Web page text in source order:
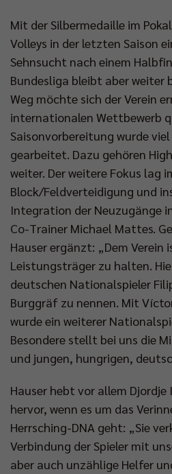
Mit der Silbermedaille im
Volleys in der letzten Saison
Sehnsucht nach einem
Bundesliga bleibt aber weiter
Weg möchte sich der Verein
internationalen Wettbewerb
Saisonvorbereitung wurde viel
gearbeitet. Dazu gehören
weiter. Der weitere Fokus lag
Block/Feldverteidigung und
Integration der Neuzugänge
Co-Trainer Michael Mattes.
Hauser ergänzt: „Dem Verein
Leistungsträger zu halten.
deutschen Nationalspieler
Burggräf zu nennen. Mit
wurde ein weiterer
Besondere stellt bei uns die
und jungen, hungrigen,
Hauser hebt vor allem Djordje
hervor, wenn es um das
Herrsching-DNA geht: „Sie
Verbindung der Spieler mit
aber auch unzählige Helfer